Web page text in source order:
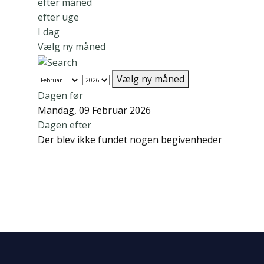
efter uge
I dag
Vælg ny måned
Vælg ny måned
Dagen før
Mandag, 09 Februar 2026
Dagen efter
Der blev ikke fundet nogen begivenheder